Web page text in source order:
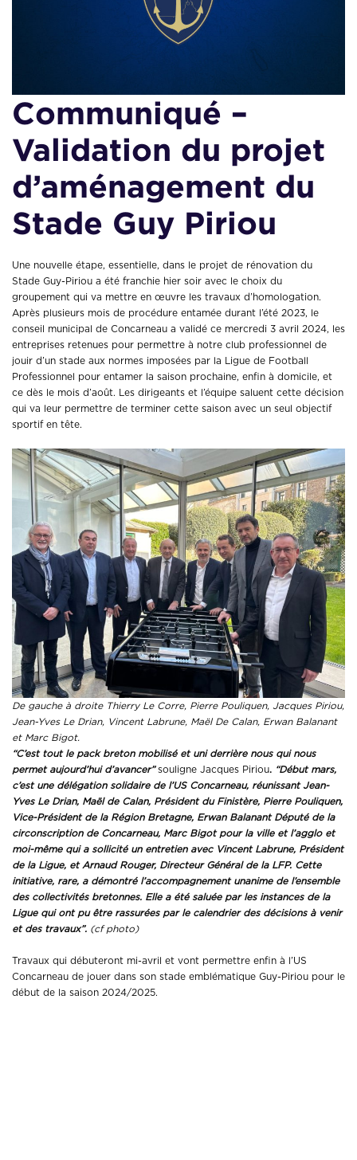
Communiqué –
Validation du projet
d’aménagement du
Stade Guy Piriou
Une nouvelle étape, essentielle, dans le projet de rénovation du
Stade Guy-Piriou a été franchie hier soir avec le choix du
groupement qui va mettre en œuvre les travaux d’homologation.
Après plusieurs mois de procédure entamée durant l’été 2023, le
conseil municipal de Concarneau a validé ce mercredi 3 avril 2024, les
entreprises retenues pour permettre à notre club professionnel de
jouir d’un stade aux normes imposées par la Ligue de Football
Professionnel pour entamer la saison prochaine, enfin à domicile, et
ce dès le mois d’août. Les dirigeants et l’équipe saluent cette décision
qui va leur permettre de terminer cette saison avec un seul objectif
sportif en tête.
De gauche à droite Thierry Le Corre, Pierre Pouliquen, Jacques Piriou,
Jean-Yves Le Drian, Vincent Labrune, Maël De Calan, Erwan Balanant
et Marc Bigot.
“C’est tout le pack breton mobilisé et uni derrière nous qui nous
permet aujourd’hui d’avancer”souligne Jacques Piriou. “Début mars,
c’est une délégation solidaire de l’US Concarneau, réunissant Jean-
Yves Le Drian, Maël de Calan, Président du Finistère, Pierre Pouliquen,
Vice-Président de la Région Bretagne, Erwan Balanant Député de la
circonscription de Concarneau, Marc Bigot pour la ville et l’agglo et
moi-même qui a sollicité un entretien avec Vincent Labrune, Président
de la Ligue, et Arnaud Rouger, Directeur Général de la LFP. Cette
initiative, rare, a démontré l’accompagnement unanime de l’ensemble
des collectivités bretonnes. Elle a été saluée par les instances de la
Ligue qui ont pu être rassurées par le calendrier des décisions à venir
et des travaux”. (cf photo)
Travaux qui débuteront mi-avril et vont permettre enfin à l’US
Concarneau de jouer dans son stade emblématique Guy-Piriou pour le
début de la saison 2024/2025.